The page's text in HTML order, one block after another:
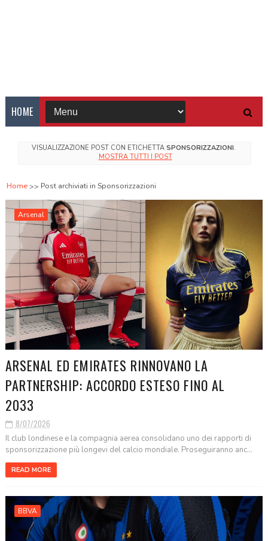
HOME
VISUALIZZAZIONE POST CON ETICHETTASPONSORIZZAZIONI.
MOSTRA TUTTI I POST
Home Post archiviati in Sponsorizzazioni
Arsenal
ARSENAL ED EMIRATES RINNOVANO LA
PARTNERSHIP: ACCORDO ESTESO FINO AL
2033
8/07/2026
Il club londinese e la compagnia aerea consolidano uno dei rapporti di
sponsorizzazione più longevi del calcio mondiale. Proseguiranno anc...
READ MORE
BBVA